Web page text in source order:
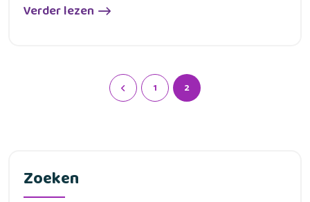
Verder lezen
1 2
Zoeken